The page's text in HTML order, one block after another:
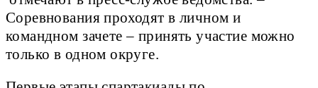
Соревнования проходят в личном и
командном зачете – принять участие можно
только в одном округе.